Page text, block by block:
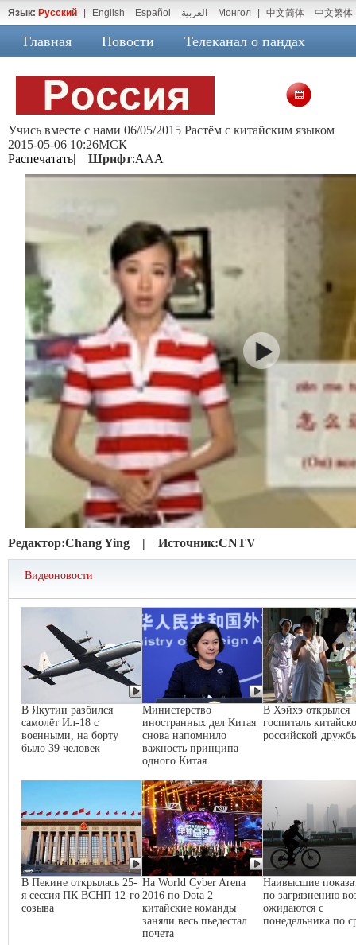
Язык: Русский English Español العربية Монгол 中文简体 中文繁体
Главная Новости Телеканал о пандах
Учись вместе с нами 06/05/2015 Растём с китайским языком
2015-05-06 10:26МСК
Распечатать| Шрифт:AAA
Редактор:Chang Ying | Источник:CNTV
Видеоновости
В Якутии разбился
самолёт Ил-18 с
военными, на борту
было 39 человек
Министерство
иностранных дел Китая
снова напомнило
важность принципа
одного Китая
В Хэйхэ открылся
госпиталь
российской
В Пекине открылась 25-
я сессия ПК ВСНП 12-го
созыва
На World Cyber Arena
2016 по Dota 2
китайские команды
заняли весь пьедестал
почета
Наивысшие
по загрязнению
ожидаются с
понедельника по